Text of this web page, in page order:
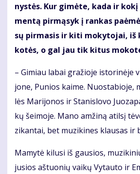
nys­tės. Kur gi­mė­te, ka­da ir
men­tą pir­mą­syk į ran­kas
sų pir­ma­sis ir ki­ti mo­ky­to­jai, iš
ko­tės, o gal jau tik ki­tus
– Gi­miau la­bai gra­žio­je is­to­ri­nė­je
jo­ne, Pu­nios kai­me. Nuo­sta­bio­je,
lės Ma­ri­jo­nos ir Sta­nis­lo­vo
kų šei­mo­je. Ma­no am­ži­ną atil­sį
zi­kan­tai, bet mu­zi­ki­nes klau­sas ir
Ma­my­tė ki­lu­si iš gau­sios,
ju­sios aš­tuo­nių vai­kų Vy­tau­to ir